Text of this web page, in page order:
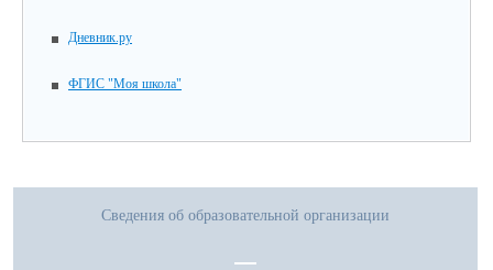
Дневник.ру
ФГИС "Моя школа"
Сведения об образовательной организации